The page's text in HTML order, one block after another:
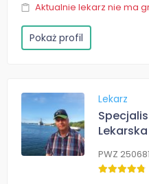
Aktualnie lekarz nie ma
Pokaż profil
Lekarz
PWZ